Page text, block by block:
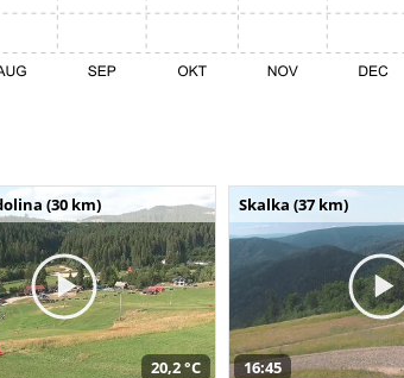
(30 km)
20,2 °C
Skalka (37 km)
16:45